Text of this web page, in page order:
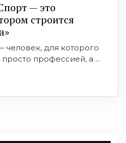
— это
строится
для которого
просто профессией, а ...